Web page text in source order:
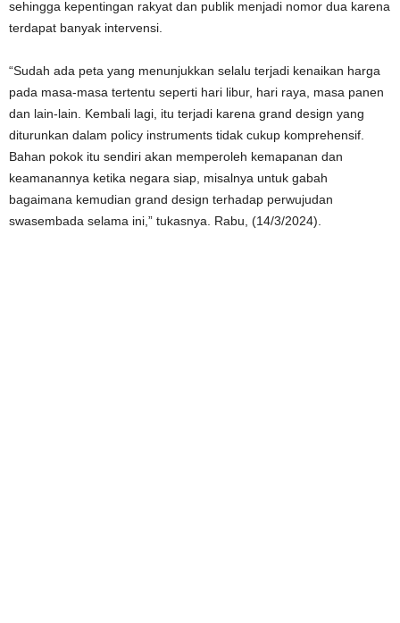
sehingga kepentingan rakyat dan publik menjadi nomor dua karena
terdapat banyak intervensi.
“Sudah ada peta yang menunjukkan selalu terjadi kenaikan harga
pada masa-masa tertentu seperti hari libur, hari raya, masa panen
dan lain-lain. Kembali lagi, itu terjadi karena grand design yang
diturunkan dalam policy instruments tidak cukup komprehensif.
Bahan pokok itu sendiri akan memperoleh kemapanan dan
keamanannya ketika negara siap, misalnya untuk gabah
bagaimana kemudian grand design terhadap perwujudan
swasembada selama ini,” tukasnya. Rabu, (14/3/2024).